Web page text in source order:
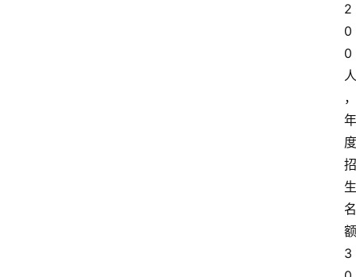
2
0
0
人
，
年
度
招
生
名
额
3